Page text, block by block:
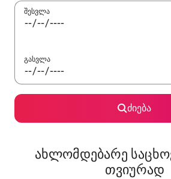
შესვლა
გასვლა
ძიება
ახლომდებარე
თვიურად